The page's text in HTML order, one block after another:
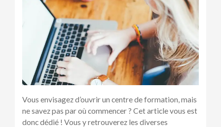
formation
les
diverses
démarches
Vous envisagez d’ouvrir un centre de formation, mais
ne savez pas par où commencer ? Cet article vous est
donc dédié ! Vous y retrouverez les diverses